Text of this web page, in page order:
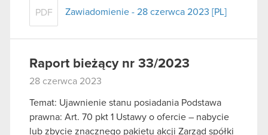
PDF Zawiadomienie - 28 czerwca 2023 [PL]
Raport bieżący nr 33/2023
28 czerwca 2023
Temat: Ujawnienie stanu posiadania Podstawa
prawna: Art. 70 pkt 1 Ustawy o ofercie – nabycie
lub zbycie znacznego pakietu akcji Zarząd spółki